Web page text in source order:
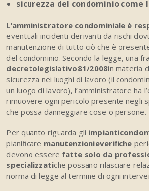
sicurezza del condominio come
L’amministratore condominiale è
eventuali incidenti derivanti da rischi
manutenzione di tutto ciò che è
del condominio. Secondo la legge, una
decretolegislativo81/2008in materia
sicurezza nei luoghi di lavoro (il
un luogo di lavoro), l’amministratore ha
rimuovere ogni pericolo presente negli
che possa danneggiare cose o persone.
Per quanto riguarda gli impianti
pianiﬁcare manutenzionieveriﬁche
devono essere fatte solo da
specializzatiche possano rilasciare
norma di legge al termine di ogni